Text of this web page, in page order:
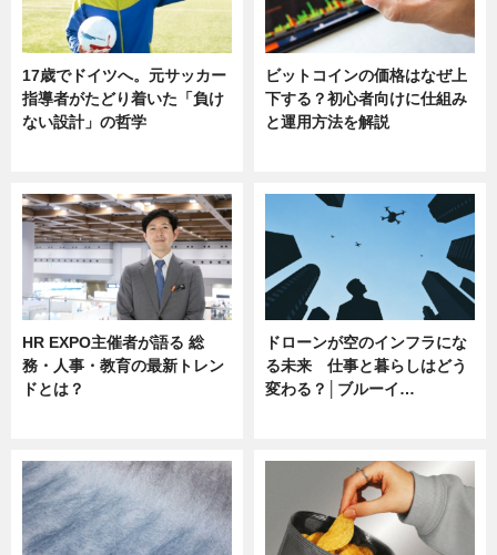
17歳でドイツへ。元サッカー
指導者がたどり着いた「負け
ない設計」の哲学
ビットコインの価格はなぜ上
下する？初心者向けに仕組み
と運用方法を解説
HR EXPO主催者が語る 総
務・人事・教育の最新トレン
ドとは？
ドローンが空のインフラにな
る未来 仕事と暮らしはどう
変わる？│ブルーイ…